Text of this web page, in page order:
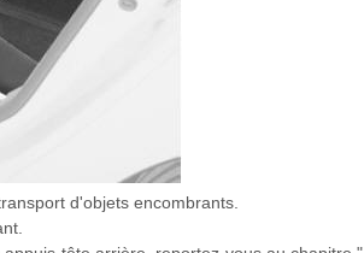
d'objets encombrants.